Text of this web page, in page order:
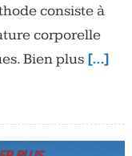
consiste à
corporelle
Bien plus […]